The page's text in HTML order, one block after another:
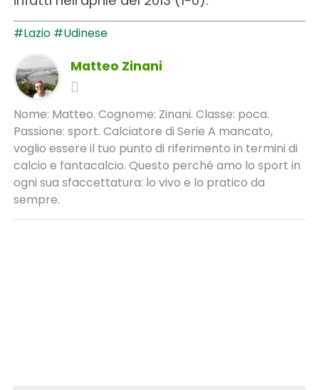
#Lazio #Udinese
Matteo Zinani
Nome: Matteo. Cognome: Zinani. Classe: poca.
Passione: sport. Calciatore di Serie A mancato,
voglio essere il tuo punto di riferimento in termini di
calcio e fantacalcio. Questo perché amo lo sport in
ogni sua sfaccettatura: lo vivo e lo pratico da
sempre.